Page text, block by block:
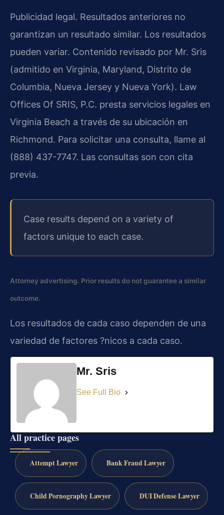
Publicidad legal. Resultados anteriores no
garantizan un resultado similar. Los resultados
pueden variar. Contenido revisado por Mr. Sris
(admitido en Virginia, Maryland, Distrito de
Columbia, Nueva Jersey y Nueva York). Law
Offices Of SRIS, P.C. presta servicios legales en
Virginia Beach a través de su ubicación en
Richmond. Para solicitar una consulta, llame al
(888) 437-7747. Las consultas son con cita
previa.
Case results depend on a variety of
factors unique to each case.
Attorney advertising. Prior results do not guarantee a similar
outcome.
Los resultados de cada caso dependen de una
variedad de factores ?nicos a cada caso.
Mr. Sris
See Full Bio
All practice pages
Attempt Lawyer Bank Fraud Lawyer
Child Pornography Lawyer DUI Defense Lawyer